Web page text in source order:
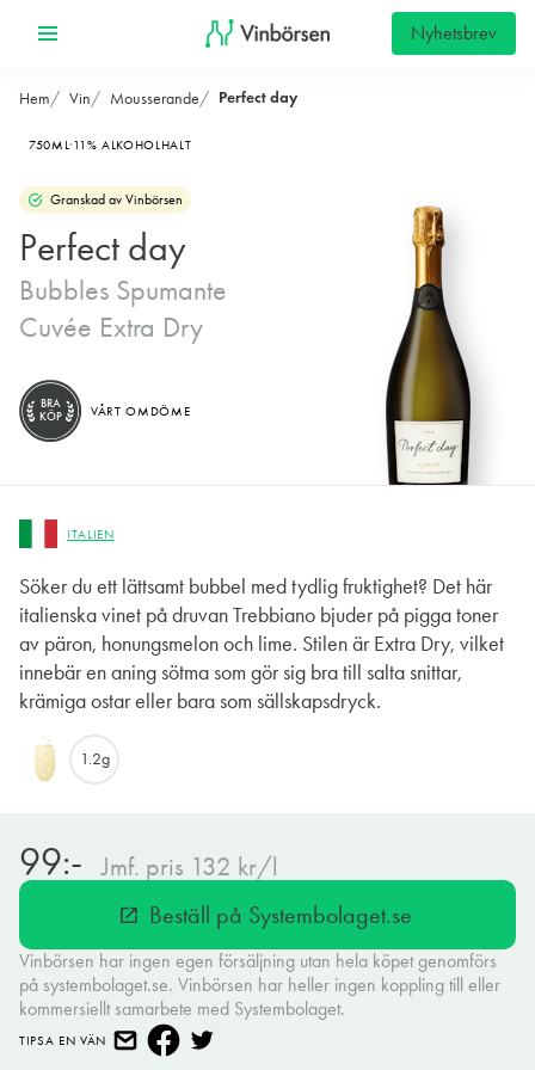
Nyhetsbrev
Hem Vin Mousserande Perfect day
750ML 11% ALKOHOLHALT
Granskad av Vinbörsen
Perfect day
Bubbles Spumante
Cuvée Extra Dry
ITALIEN
Söker du ett lättsamt bubbel med tydlig fruktighet? Det här
italienska vinet på druvan Trebbiano bjuder på pigga toner
av päron, honungsmelon och lime. Stilen är Extra Dry, vilket
innebär en aning sötma som gör sig bra till salta snittar,
krämiga ostar eller bara som sällskapsdryck.
BRA
KÖP
VÅRT OMDÖME
1.2g
99:- Jmf. pris 132 kr/l
open_in_new Beställ på Systembolaget.se
Vinbörsen har ingen egen försäljning utan hela köpet genomförs
på systembolaget.se. Vinbörsen har heller ingen koppling till eller
kommersiellt samarbete med Systembolaget.
TIPSA EN VÄN